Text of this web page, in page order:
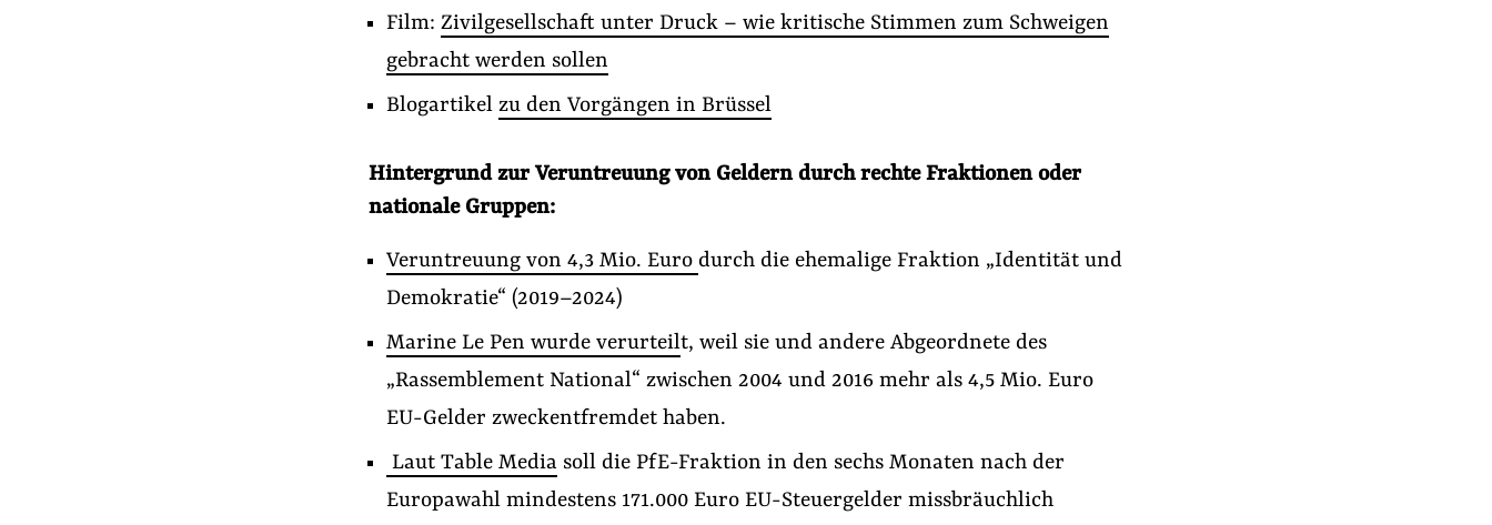
Film: Zivilgesellschaft unter Druck – wie kritische Stimmen zum Schweigen
gebracht werden sollen
Blogartikel zu den Vorgängen in Brüssel
Hintergrund zur Veruntreuung von Geldern durch rechte Fraktionen oder
nationale Gruppen:
Veruntreuung von 4,3 Mio. Euro durch die ehemalige Fraktion „Identität und
Demokratie“ (2019–2024)
Marine Le Pen wurde verurteilt, weil sie und andere Abgeordnete des
„Rassemblement National“ zwischen 2004 und 2016 mehr als 4,5 Mio. Euro
EU-Gelder zweckentfremdet haben.
Laut Table Media soll die PfE-Fraktion in den sechs Monaten nach der
Europawahl mindestens 171.000 Euro EU-Steuergelder missbräuchlich